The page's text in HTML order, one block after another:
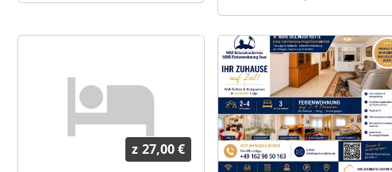
z 27,00 €